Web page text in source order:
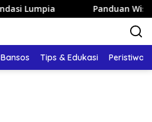
Panduan Wisata Keluarga ke
Bansos Tips & Edukasi Peristiwa